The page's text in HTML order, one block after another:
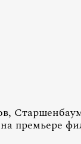
премьере